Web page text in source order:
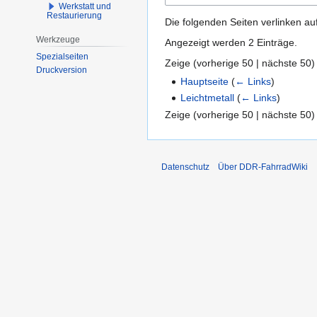
Die folgenden Seiten verlinken
Angezeigt werden 2 Einträge.
Zeige (vorherige 50 | nächste 50)
Hauptseite (← Links)
Leichtmetall (← Links)
Zeige (vorherige 50 | nächste 50)
Werkstatt und
Restaurierung
Werkzeuge
Spezialseiten
Druckversion
Datenschutz Über DDR-FahrradWiki